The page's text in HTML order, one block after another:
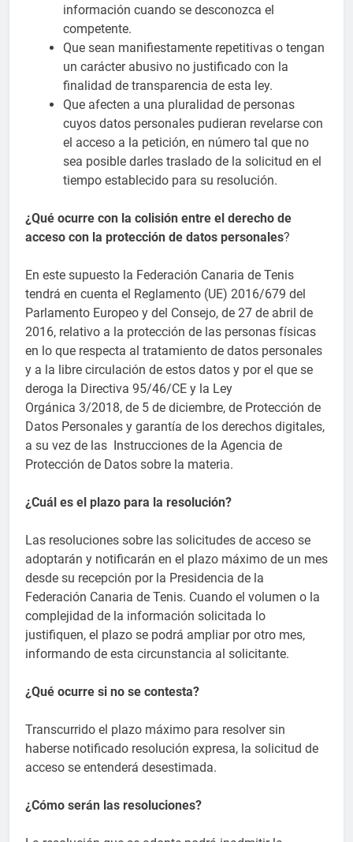
información cuando se desconozca el
competente.
Que sean manifiestamente repetitivas o tengan
un carácter abusivo no justificado con la
finalidad de transparencia de esta ley.
Que afecten a una pluralidad de personas
cuyos datos personales pudieran revelarse con
el acceso a la petición, en número tal que no
sea posible darles traslado de la solicitud en el
tiempo establecido para su resolución.
¿Qué ocurre con la colisión entre el derecho de
acceso con la protección de datos personales?
En este supuesto la Federación Canaria de Tenis
tendrá en cuenta el Reglamento (UE) 2016/679 del
Parlamento Europeo y del Consejo, de 27 de abril de
2016, relativo a la protección de las personas físicas
en lo que respecta al tratamiento de datos personales
y a la libre circulación de estos datos y por el que se
deroga la Directiva 95/46/CE y la Ley
Orgánica 3/2018, de 5 de diciembre, de Protección de
Datos Personales y garantía de los derechos digitales,
a su vez de las Instrucciones de la Agencia de
Protección de Datos sobre la materia.
¿Cuál es el plazo para la resolución?
Las resoluciones sobre las solicitudes de acceso se
adoptarán y notificarán en el plazo máximo de un mes
desde su recepción por la Presidencia de la
Federación Canaria de Tenis. Cuando el volumen o la
complejidad de la información solicitada lo
justifiquen, el plazo se podrá ampliar por otro mes,
informando de esta circunstancia al solicitante.
¿Qué ocurre si no se contesta?
Transcurrido el plazo máximo para resolver sin
haberse notificado resolución expresa, la solicitud de
acceso se entenderá desestimada.
¿Cómo serán las resoluciones?